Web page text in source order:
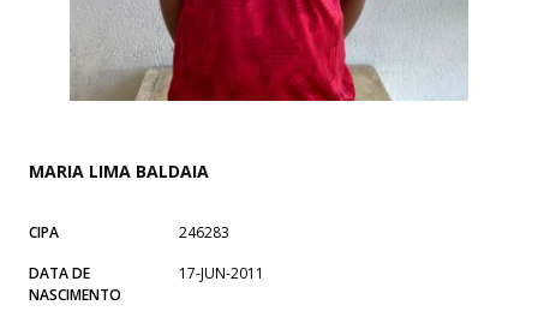
MARIA LIMA BALDAIA
CIPA
246283
DATA DE
NASCIMENTO
17-JUN-2011